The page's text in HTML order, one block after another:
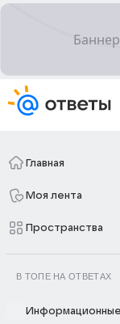
Главная
Моя лента
Пространства
В ТОПЕ НА ОТВЕТАХ